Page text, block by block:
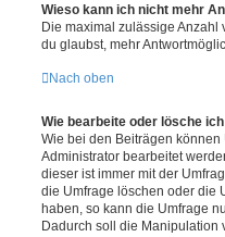
Wieso kann ich nicht mehr
Die maximal zulässige Anzahl
du glaubst, mehr
Nach oben
Wie bearbeite oder lösche
Wie bei den Beiträgen
Administrator bearbeitet
dieser ist immer mit der
die Umfrage löschen oder die
haben, so kann die Umfrage
Dadurch soll die Manipulation